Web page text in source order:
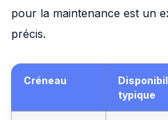
pour la maintenance est un
précis.
Créneau
typique